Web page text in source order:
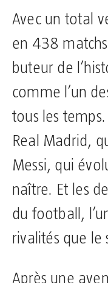
Avec un total
en 438
buteur de
comme l’un
tous les
Real Madrid,
Messi, qui
naître. Et les
du football,
rivalités que le
Après une